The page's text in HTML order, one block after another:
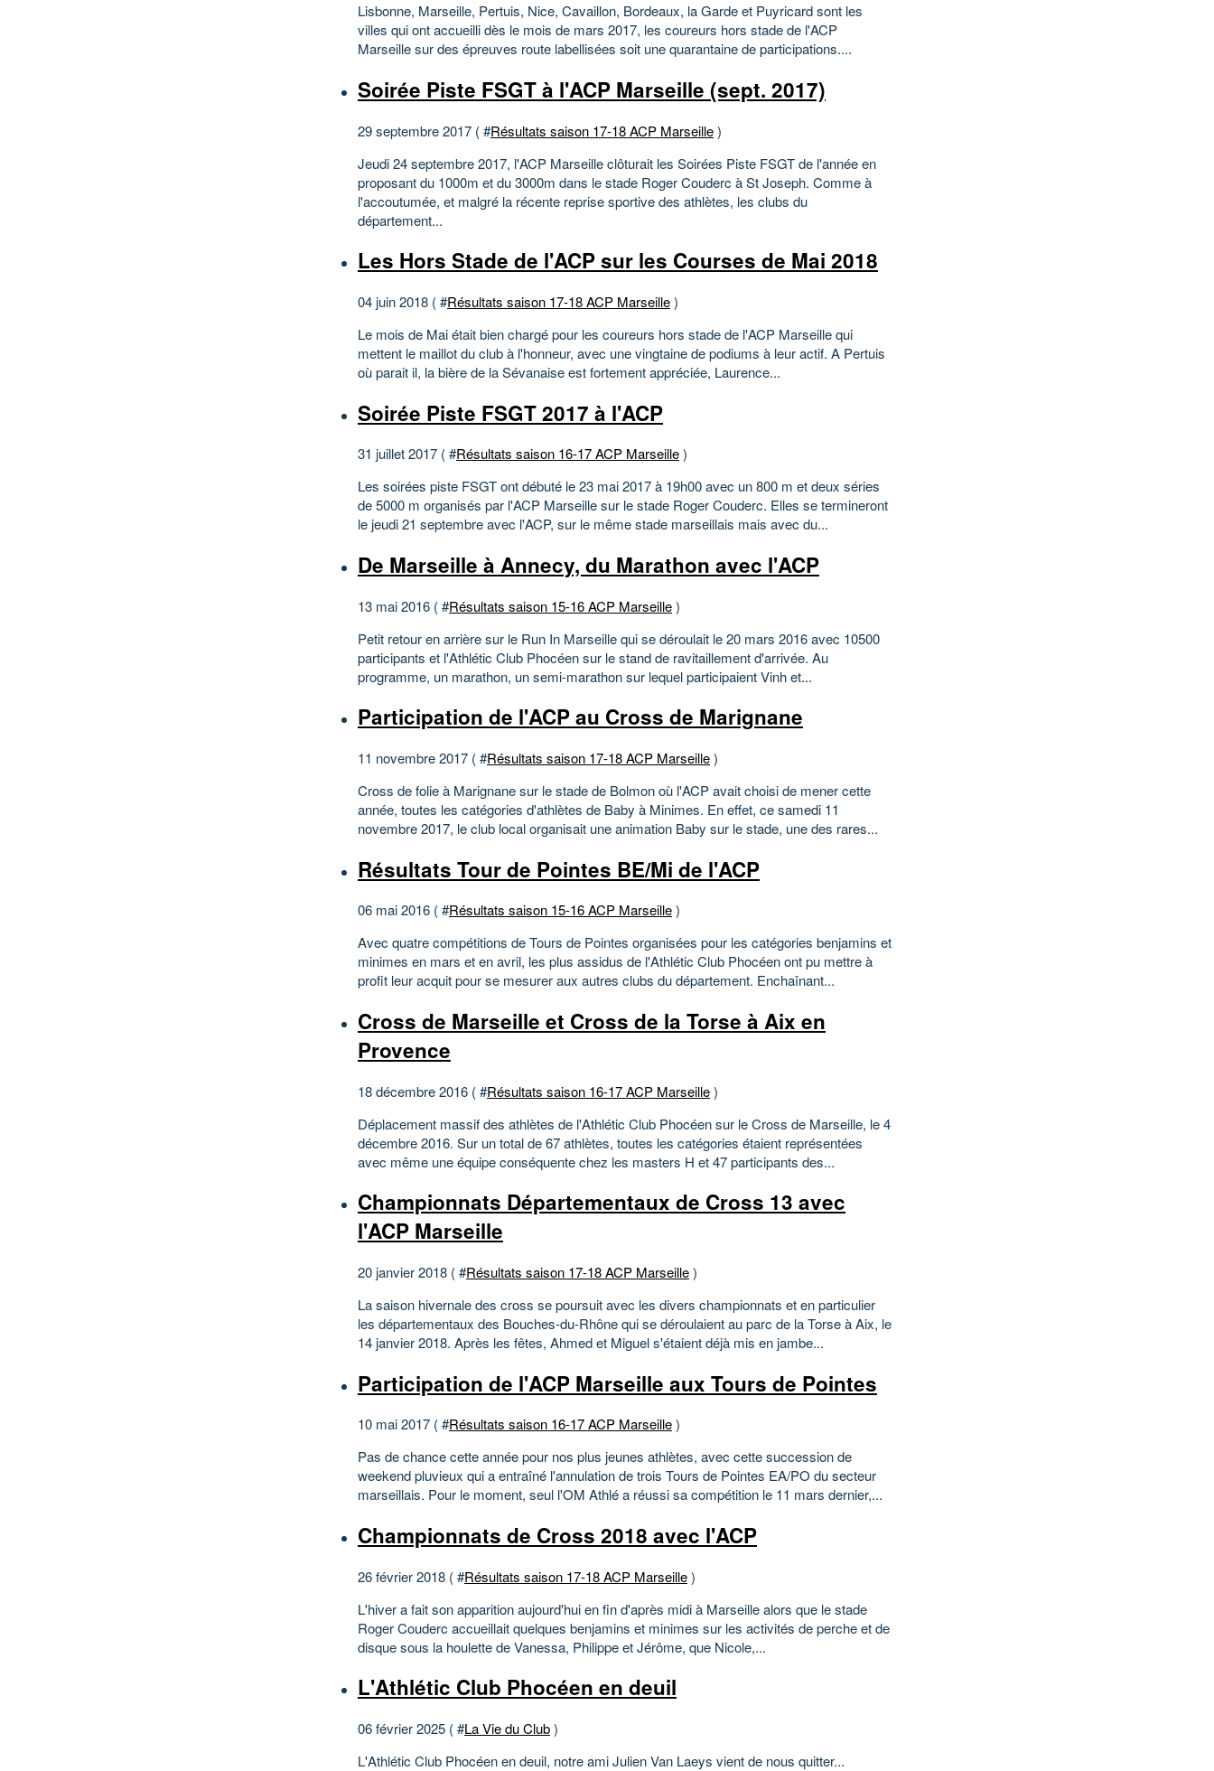
Lisbonne, Marseille, Pertuis, Nice, Cavaillon, Bordeaux, la Garde et Puyricard sont les
villes qui ont accueilli dès le mois de mars 2017, les coureurs hors stade de l'ACP
Marseille sur des épreuves route labellisées soit une quarantaine de participations....
Soirée Piste FSGT à l'ACP Marseille (sept. 2017)
29 septembre 2017 ( #Résultats saison 17-18 ACP Marseille)
Jeudi 24 septembre 2017, l'ACP Marseille clôturait les Soirées Piste FSGT de l'année en
proposant du 1000m et du 3000m dans le stade Roger Couderc à St Joseph. Comme à
l'accoutumée, et malgré la récente reprise sportive des athlètes, les clubs du
département...
Les Hors Stade de l'ACP sur les Courses de Mai 2018
04 juin 2018 ( #Résultats saison 17-18 ACP Marseille)
Le mois de Mai était bien chargé pour les coureurs hors stade de l'ACP Marseille qui
mettent le maillot du club à l'honneur, avec une vingtaine de podiums à leur actif. A Pertuis
où parait il, la bière de la Sévanaise est fortement appréciée, Laurence...
Soirée Piste FSGT 2017 à l'ACP
31 juillet 2017 ( #Résultats saison 16-17 ACP Marseille)
Les soirées piste FSGT ont débuté le 23 mai 2017 à 19h00 avec un 800 m et deux séries
de 5000 m organisés par l'ACP Marseille sur le stade Roger Couderc. Elles se termineront
le jeudi 21 septembre avec l'ACP, sur le même stade marseillais mais avec du...
De Marseille à Annecy, du Marathon avec l'ACP
13 mai 2016 ( #Résultats saison 15-16 ACP Marseille)
Petit retour en arrière sur le Run In Marseille qui se déroulait le 20 mars 2016 avec 10500
participants et l'Athlétic Club Phocéen sur le stand de ravitaillement d'arrivée. Au
programme, un marathon, un semi-marathon sur lequel participaient Vinh et...
Participation de l'ACP au Cross de Marignane
11 novembre 2017 ( #Résultats saison 17-18 ACP Marseille)
Cross de folie à Marignane sur le stade de Bolmon où l'ACP avait choisi de mener cette
année, toutes les catégories d'athlètes de Baby à Minimes. En effet, ce samedi 11
novembre 2017, le club local organisait une animation Baby sur le stade, une des rares...
Résultats Tour de Pointes BE/Mi de l'ACP
06 mai 2016 ( #Résultats saison 15-16 ACP Marseille)
Avec quatre compétitions de Tours de Pointes organisées pour les catégories benjamins et
minimes en mars et en avril, les plus assidus de l'Athlétic Club Phocéen ont pu mettre à
profit leur acquit pour se mesurer aux autres clubs du département. Enchaînant...
Cross de Marseille et Cross de la Torse à Aix en
Provence
18 décembre 2016 ( #Résultats saison 16-17 ACP Marseille)
Déplacement massif des athlètes de l'Athlétic Club Phocéen sur le Cross de Marseille, le 4
décembre 2016. Sur un total de 67 athlètes, toutes les catégories étaient représentées
avec même une équipe conséquente chez les masters H et 47 participants des...
Championnats Départementaux de Cross 13 avec
l'ACP Marseille
20 janvier 2018 ( #Résultats saison 17-18 ACP Marseille)
La saison hivernale des cross se poursuit avec les divers championnats et en particulier
les départementaux des Bouches-du-Rhône qui se déroulaient au parc de la Torse à Aix, le
14 janvier 2018. Après les fêtes, Ahmed et Miguel s'étaient déjà mis en jambe...
Participation de l'ACP Marseille aux Tours de Pointes
10 mai 2017 ( #Résultats saison 16-17 ACP Marseille)
Pas de chance cette année pour nos plus jeunes athlètes, avec cette succession de
weekend pluvieux qui a entraîné l'annulation de trois Tours de Pointes EA/PO du secteur
marseillais. Pour le moment, seul l'OM Athlé a réussi sa compétition le 11 mars dernier,...
Championnats de Cross 2018 avec l'ACP
26 février 2018 ( #Résultats saison 17-18 ACP Marseille)
L'hiver a fait son apparition aujourd'hui en fin d'après midi à Marseille alors que le stade
Roger Couderc accueillait quelques benjamins et minimes sur les activités de perche et de
disque sous la houlette de Vanessa, Philippe et Jérôme, que Nicole,...
L'Athlétic Club Phocéen en deuil
06 février 2025 ( #La Vie du Club)
L'Athlétic Club Phocéen en deuil, notre ami Julien Van Laeys vient de nous quitter...